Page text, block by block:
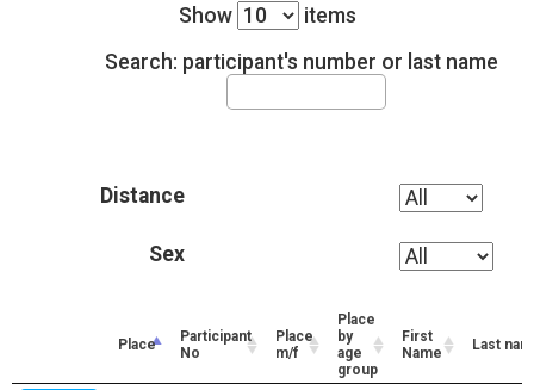
Show
items
Search: participant's number or last name
Distance
Sex
Place
Participant
No
Place
m/f
Place
by
age
group
First
Name
Last